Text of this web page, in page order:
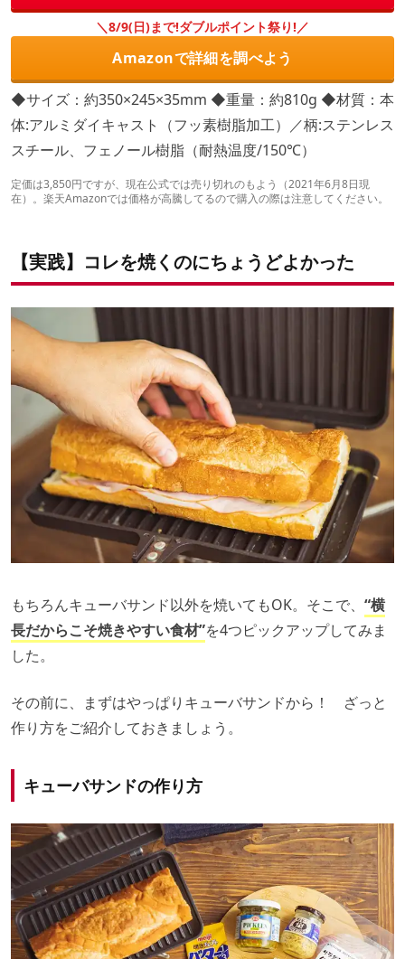
＼8/9(日)まで!ダブルポイント祭り!／
Amazonで詳細を調べよう
◆サイズ：約350×245×35mm ◆重量：約810g ◆材質：本
体:アルミダイキャスト（フッ素樹脂加工）／柄:ステンレス
スチール、フェノール樹脂（耐熱温度/150℃）
定価は3,850円ですが、現在公式では売り切れのもよう（2021年6月8日現
在）。楽天Amazonでは価格が高騰してるので購入の際は注意してください。
【実践】コレを焼くのにちょうどよかった
もちろんキューバサンド以外を焼いてもOK。そこで、 “横
長だからこそ焼きやすい食材”を4つピックアップしてみま
した。
その前に、まずはやっぱりキューバサンドから！ ざっと
作り方をご紹介しておきましょう。
キューバサンドの作り方